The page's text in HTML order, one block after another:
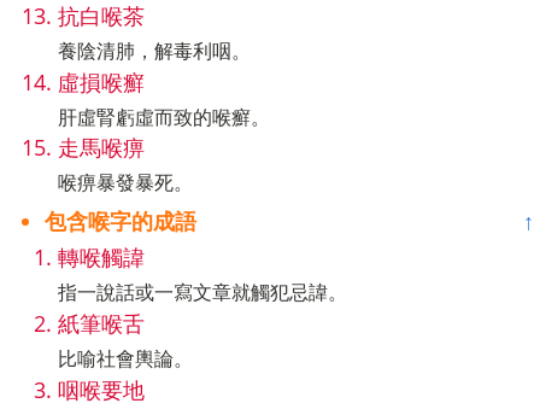
抗白喉茶
養陰清肺，解毒利咽。
虛損喉癬
肝虛腎虧虛而致的喉癬。
走馬喉痹
喉痹暴發暴死。
包含喉字的成語
↑
轉喉觸諱
指一說話或一寫文章就觸犯忌諱。
紙筆喉舌
比喻社會輿論。
咽喉要地